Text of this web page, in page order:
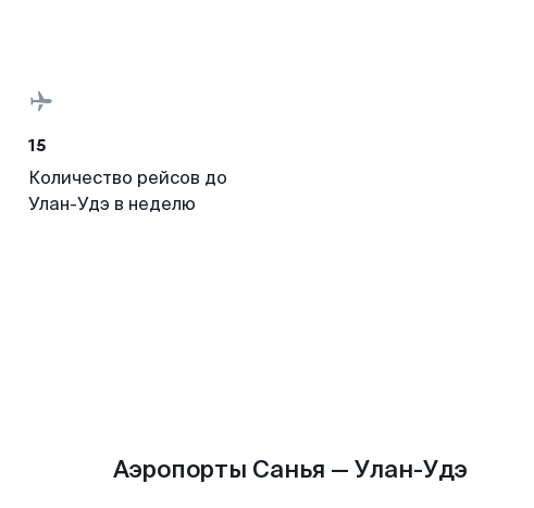
15
Количество рейсов до
Улан-Удэ в неделю
Аэропорты Санья — Улан-Удэ